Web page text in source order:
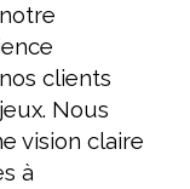
clients
Nous
vision claire
à